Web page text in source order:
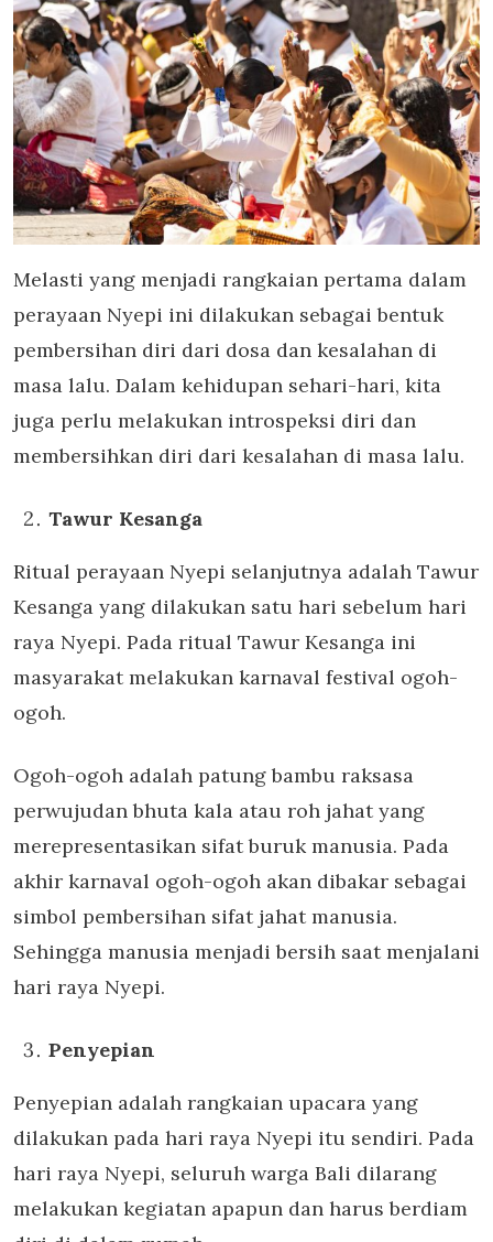
Melasti yang menjadi rangkaian pertama dalam
perayaan Nyepi ini dilakukan sebagai bentuk
pembersihan diri dari dosa dan kesalahan di
masa lalu. Dalam kehidupan sehari-hari, kita
juga perlu melakukan introspeksi diri dan
membersihkan diri dari kesalahan di masa lalu.
Tawur Kesanga
Ritual perayaan Nyepi selanjutnya adalah Tawur
Kesanga yang dilakukan satu hari sebelum hari
raya Nyepi. Pada ritual Tawur Kesanga ini
masyarakat melakukan karnaval festival ogoh-
ogoh.
Ogoh-ogoh adalah patung bambu raksasa
perwujudan bhuta kala atau roh jahat yang
merepresentasikan sifat buruk manusia. Pada
akhir karnaval ogoh-ogoh akan dibakar sebagai
simbol pembersihan sifat jahat manusia.
Sehingga manusia menjadi bersih saat menjalani
hari raya Nyepi.
Penyepian
Penyepian adalah rangkaian upacara yang
dilakukan pada hari raya Nyepi itu sendiri. Pada
hari raya Nyepi, seluruh warga Bali dilarang
melakukan kegiatan apapun dan harus berdiam